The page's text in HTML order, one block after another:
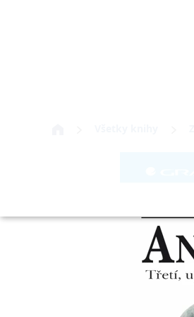
Nevyhnutné súbory cookie